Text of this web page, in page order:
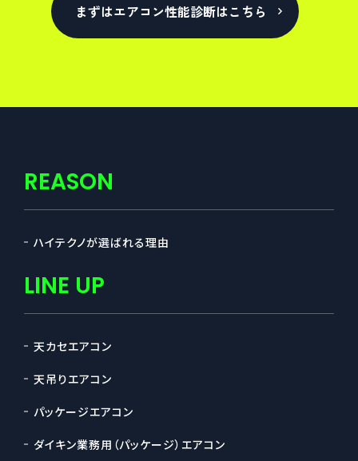
まずはエアコン性能診断はこちら
REASON
ハイテクノが選ばれる理由
LINE UP
天カセエアコン
天吊りエアコン
パッケージエアコン
ダイキン業務用（パッケージ）エアコン